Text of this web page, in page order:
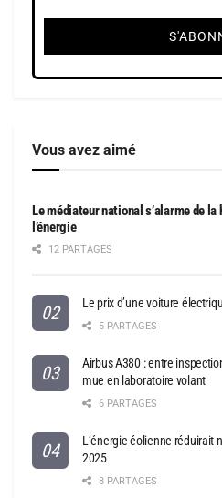
Vous avez aimé
Le médiateur national s’alarme de la
l’énergie
12 PARTAGES
Le prix d’une voiture
5 PARTAGES
Airbus A380 : entre
mue en laboratoire volant
6 PARTAGES
L’énergie éolienne réduirait
2025
8 PARTAGES